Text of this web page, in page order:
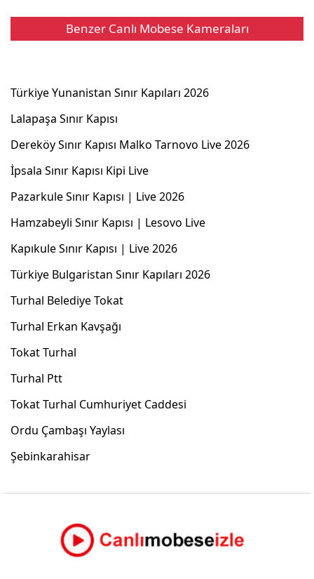
Benzer Canlı Mobese Kameraları
Türkiye Yunanistan Sınır Kapıları 2026
Lalapaşa Sınır Kapısı
Dereköy Sınır Kapısı Malko Tarnovo Live 2026
İpsala Sınır Kapısı Kipi Live
Pazarkule Sınır Kapısı | Live 2026
Hamzabeyli Sınır Kapısı | Lesovo Live
Kapıkule Sınır Kapısı | Live 2026
Türkiye Bulgaristan Sınır Kapıları 2026
Turhal Belediye Tokat
Turhal Erkan Kavşağı
Tokat Turhal
Turhal Ptt
Tokat Turhal Cumhuriyet Caddesi
Ordu Çambaşı Yaylası
Şebinkarahisar